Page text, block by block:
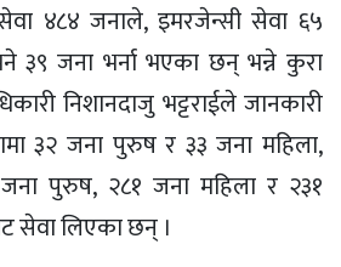
४८४ जनाले, इमरजेन्सी सेवा ६५
जना भर्ना भएका छन् भन्ने कुरा
निशानदाजु भट्टराईले जानकारी
३२ जना पुरुष र ३३ जना महिला,
पुरुष, २८१ जना महिला र २३१
सेवा लिएका छन् ।